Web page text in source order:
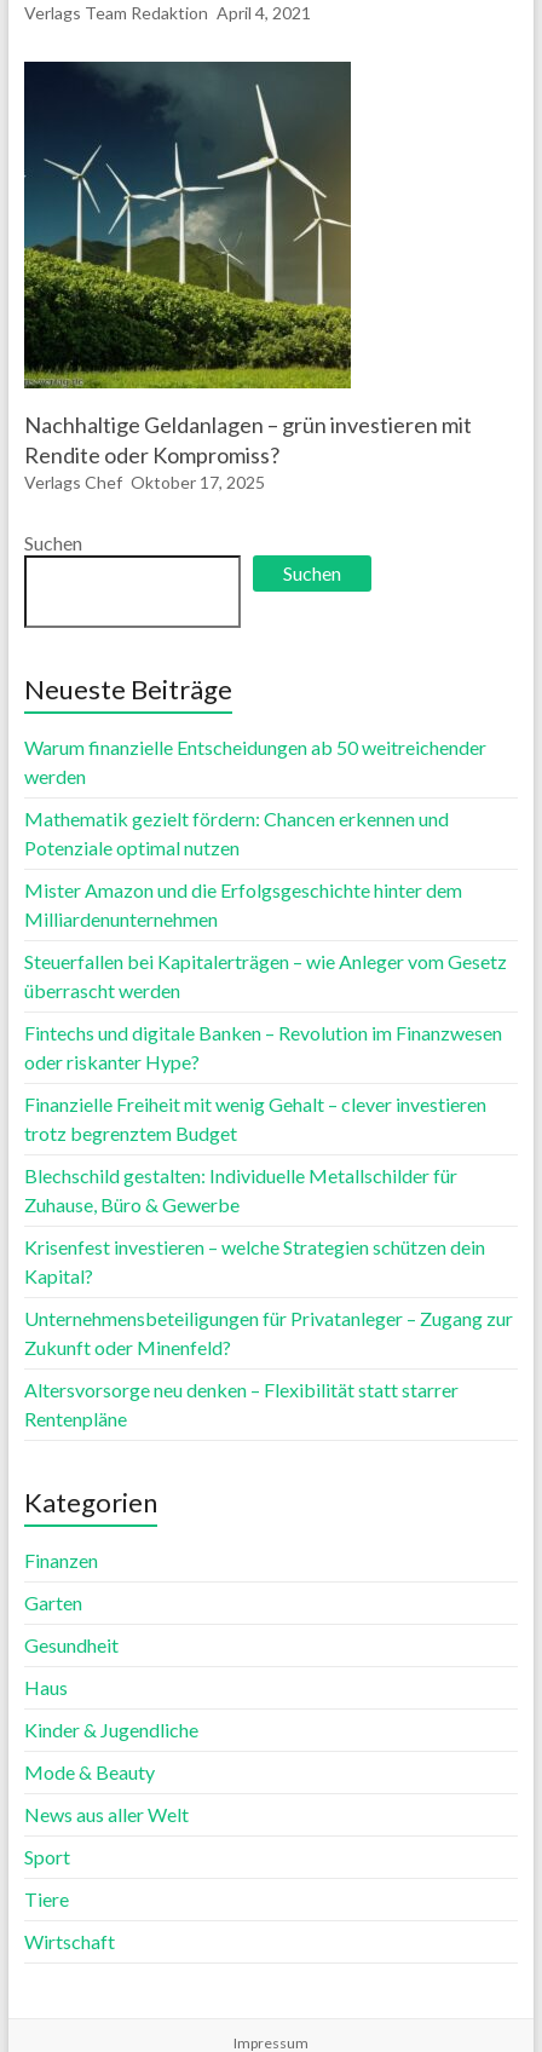
Verlags Team Redaktion April 4, 2021
Nachhaltige Geldanlagen – grün investieren mit
Rendite oder Kompromiss?
Verlags Chef Oktober 17, 2025
Suchen
Suchen
Neueste Beiträge
Warum finanzielle Entscheidungen ab 50 weitreichender
werden
Mathematik gezielt fördern: Chancen erkennen und
Potenziale optimal nutzen
Mister Amazon und die Erfolgsgeschichte hinter dem
Milliardenunternehmen
Steuerfallen bei Kapitalerträgen – wie Anleger vom Gesetz
überrascht werden
Fintechs und digitale Banken – Revolution im Finanzwesen
oder riskanter Hype?
Finanzielle Freiheit mit wenig Gehalt – clever investieren
trotz begrenztem Budget
Blechschild gestalten: Individuelle Metallschilder für
Zuhause, Büro & Gewerbe
Krisenfest investieren – welche Strategien schützen dein
Kapital?
Unternehmensbeteiligungen für Privatanleger – Zugang zur
Zukunft oder Minenfeld?
Altersvorsorge neu denken – Flexibilität statt starrer
Rentenpläne
Kategorien
Finanzen
Garten
Gesundheit
Haus
Kinder & Jugendliche
Mode & Beauty
News aus aller Welt
Sport
Tiere
Wirtschaft
Impressum